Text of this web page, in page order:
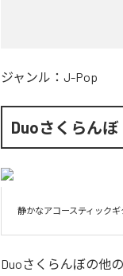
ジャンル： J-Pop
Duoさくらんぼ
静かなアコースティック
Duoさくらんぼの他